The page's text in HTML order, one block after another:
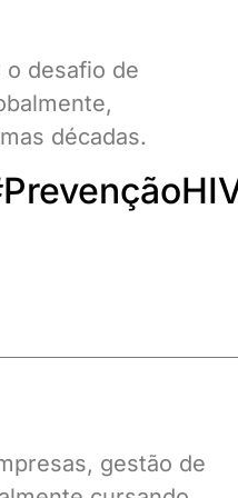
desafio de
décadas.
gestão de